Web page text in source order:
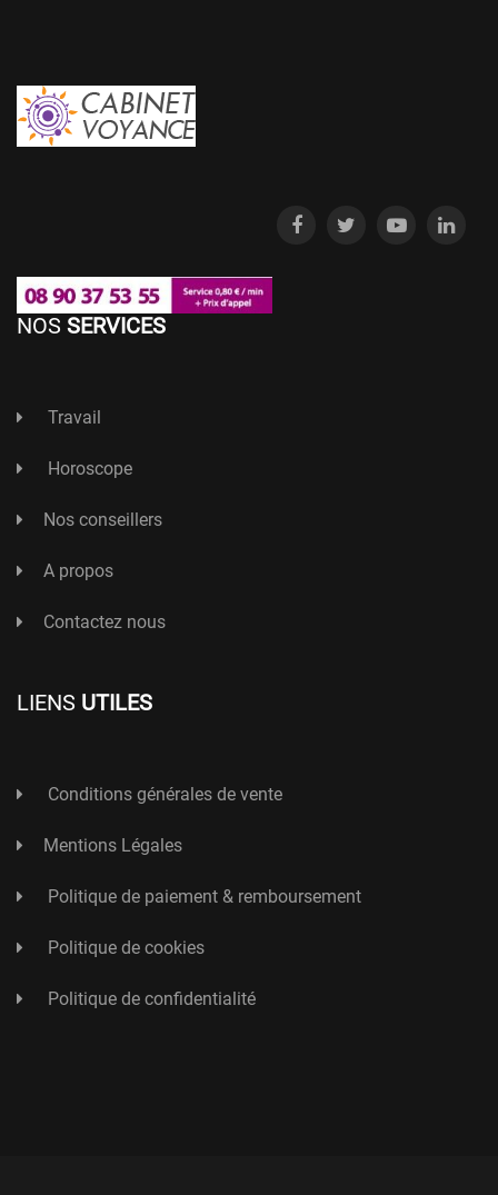
NOS SERVICES
Travail
Horoscope
Nos conseillers
A propos
Contactez nous
LIENS UTILES
Conditions générales de vente
Mentions Légales
Politique de paiement & remboursement
Politique de cookies
Politique de confidentialité